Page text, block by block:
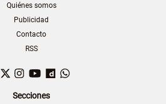
Quiénes somos
Publicidad
Contacto
RSS
Facebook
TwitterInstagram
YouTubeDailymotion
Secciones